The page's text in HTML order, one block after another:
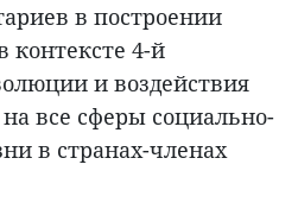
в построении
контексте 4-й
и воздействия
все сферы социально-
в странах-членах